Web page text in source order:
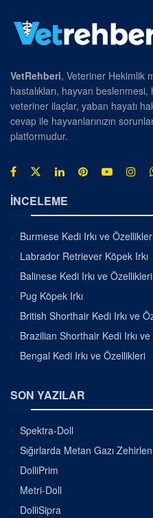
VetRehberi, Veteriner Hekimlik
hastalıkları, hayvan
veteriner ilaçlar, yaban hayatı
cevap ile hayvanlarınızın
platformudur.
İNCELEME
Burmese Kedi Irkı ve
Labrador Retriever Köpek Irkı
Balinese Kedi Irkı ve Özellikleri
Pug Köpek Irkı
British Shorthair Kedi Irkı ve
Brazilian Shorthair Kedi Irkı
Bengal Kedi Irkı ve Özellikleri
SON YAZILAR
Spektra-Doll
Sığırlarda Metan Gazı
DolliPrim
Metri-Doll
DolliSipra